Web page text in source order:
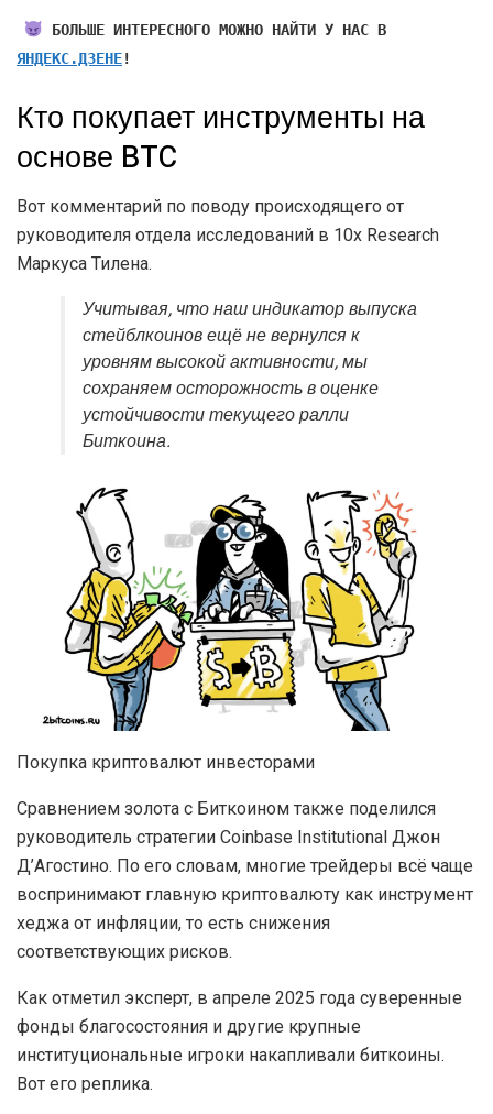
БОЛЬШЕ ИНТЕРЕСНОГО МОЖНО НАЙТИ У НАС В
ЯНДЕКС.ДЗЕНЕ!
Кто покупает инструменты на
основе BTC
Вот комментарий по поводу происходящего от
руководителя отдела исследований в 10x Research
Маркуса Тилена.
Учитывая, что наш индикатор выпуска
стейблкоинов ещё не вернулся к
уровням высокой активности, мы
сохраняем осторожность в оценке
устойчивости текущего ралли
Биткоина.
Покупка криптовалют инвесторами
Сравнением золота с Биткоином также поделился
руководитель стратегии Coinbase Institutional Джон
Д’Агостино. По его словам, многие трейдеры всё чаще
воспринимают главную криптовалюту как инструмент
хеджа от инфляции, то есть снижения
соответствующих рисков.
Как отметил эксперт, в апреле 2025 года суверенные
фонды благосостояния и другие крупные
институциональные игроки накапливали биткоины.
Вот его реплика.